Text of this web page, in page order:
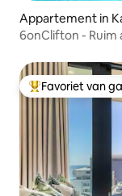
Appartement in
6onClifton - Ruim
Topfavoriet van
Favoriet van